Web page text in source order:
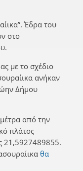
Έδρα του
στο
με το σχέδιο
ανήκαν
Δήμου
από την
πλάτος
21,5927489855.
θα